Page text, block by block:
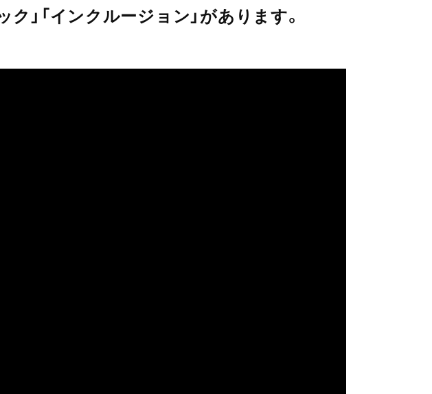
」「インクルージョン」があります。